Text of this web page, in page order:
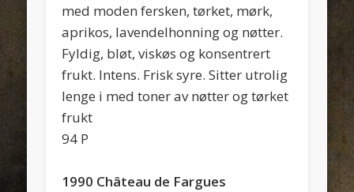
med moden fersken, tørket, mørk,
aprikos, lavendelhonning og nøtter.
Fyldig, bløt, viskøs og konsentrert
frukt. Intens. Frisk syre. Sitter utrolig
lenge i med toner av nøtter og tørket
frukt
94 P
1990 Château de Fargues